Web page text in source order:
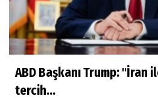
ABD Başkanı Trump: "İran
tercih...